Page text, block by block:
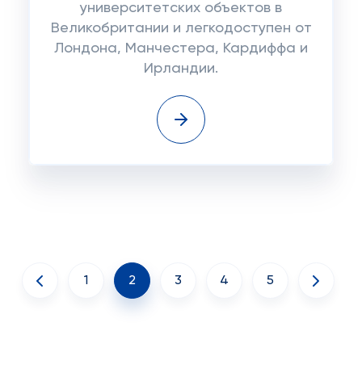
университетских объектов в
Великобритании и легкодоступен от
Лондона, Манчестера, Кардиффа и
Ирландии.
1 2 3 4 5